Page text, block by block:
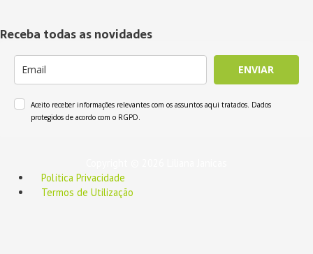
Receba todas as novidades
ENVIAR
Aceito receber informações relevantes com os assuntos aqui tratados. Dados
protegidos de acordo com o RGPD.
Política Privacidade
Termos de Utilização